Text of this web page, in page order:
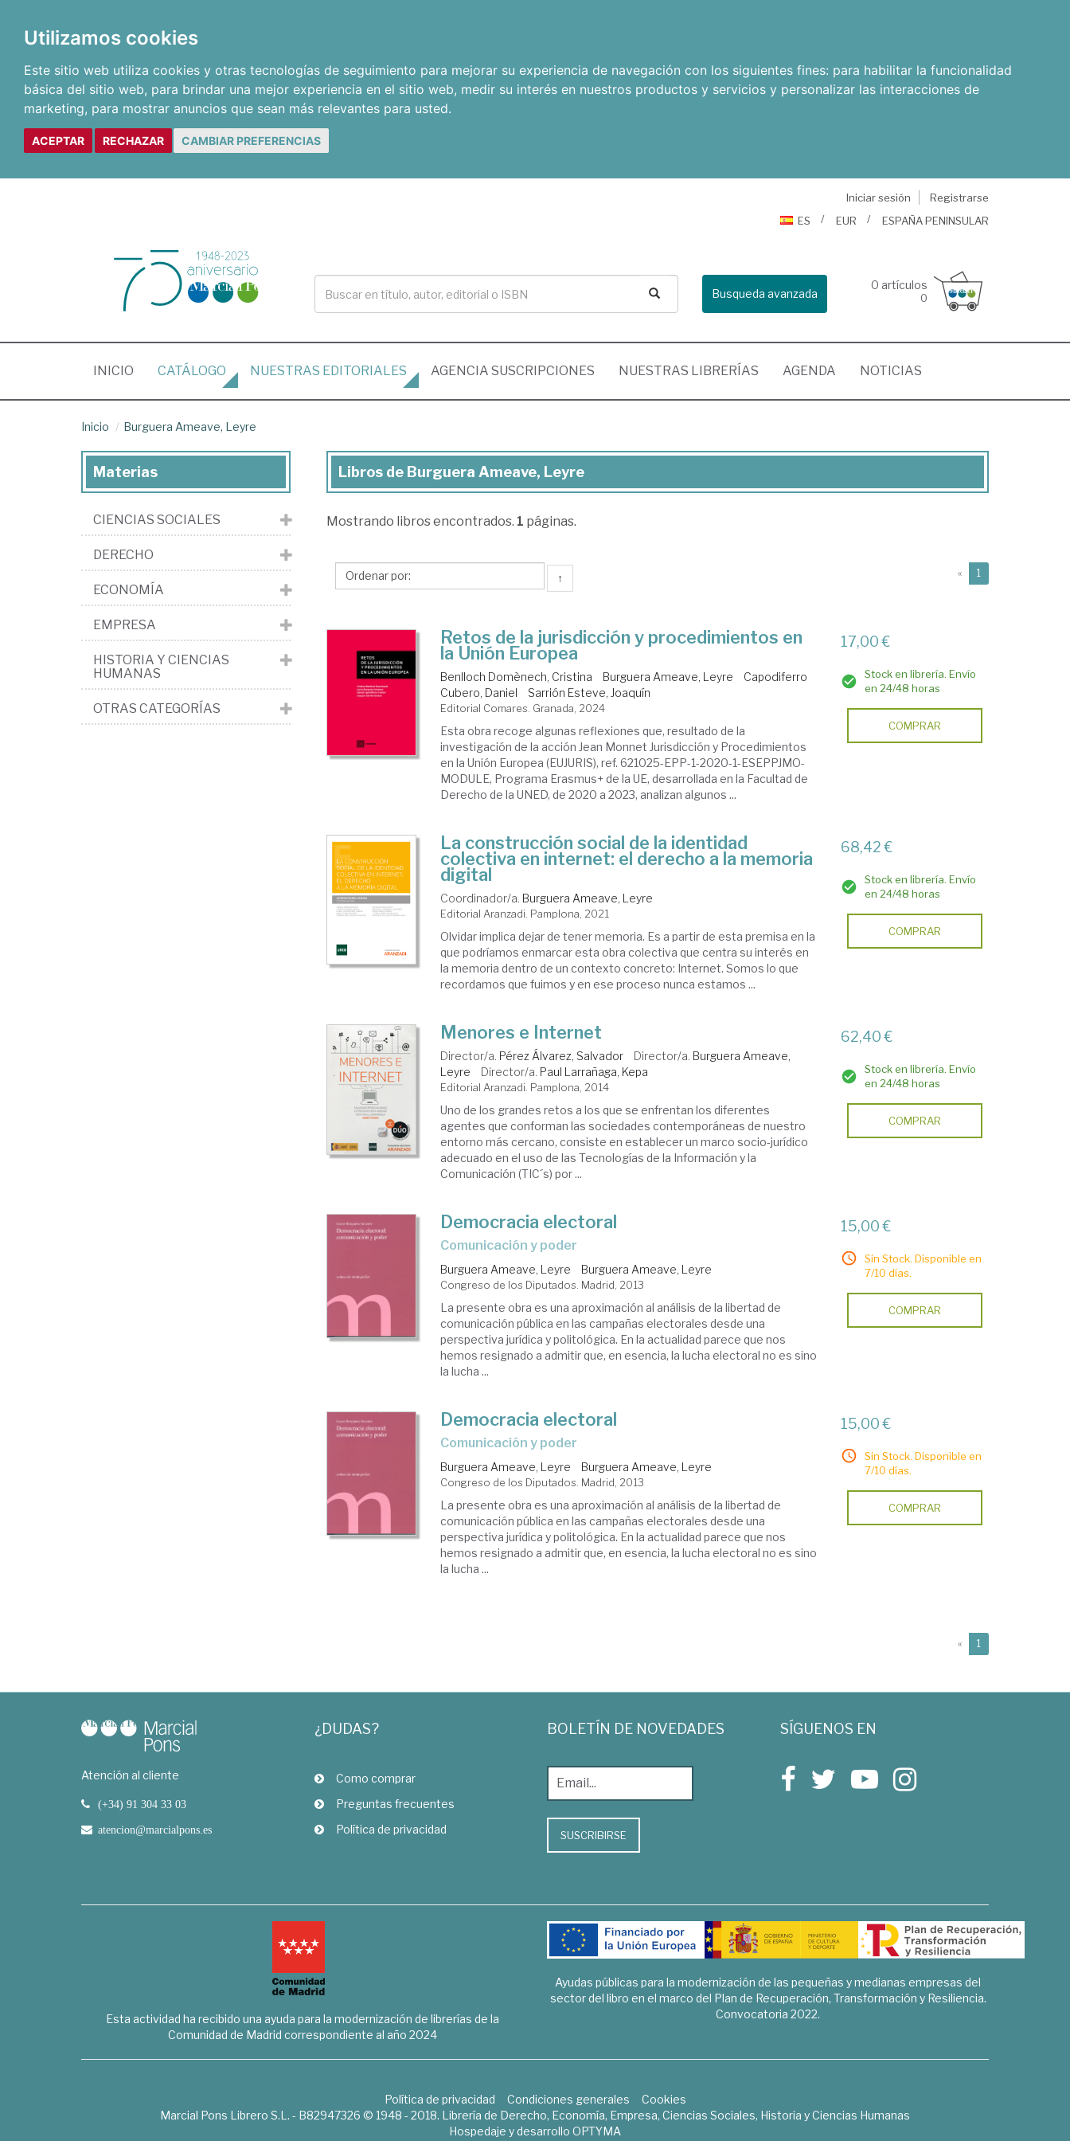
Utilizamos cookies
Este sitio web utiliza cookies y otras tecnologías de seguimiento para mejorar su experiencia de navegación con los siguientes fines: para habilitar la funcionalidad
básica del sitio web, para brindar una mejor experiencia en el sitio web, medir su interés en nuestros productos y servicios y personalizar las interacciones de
marketing, para mostrar anuncios que sean más relevantes para usted.
ACEPTAR RECHAZAR CAMBIAR PREFERENCIAS
Iniciar sesión
Registrarse
ES
EUR ESPAÑA PENINSULAR
Busqueda avanzada
0 artículos
0
INICIO (CURRENT)
CATÁLOGO NUESTRAS EDITORIALES AGENCIA SUSCRIPCIONES NUESTRAS LIBRERÍAS AGENDA NOTICIAS
Inicio Burguera Ameave, Leyre
Libros
Burguera
Leyre
Libros de Burguera Ameave, Leyre
Mostrando libros encontrados. 1 páginas.
↑ « 1
Retos de la jurisdicción y procedimientos en
la Unión Europea
Benlloch Domènech, Cristina Burguera Ameave, Leyre
Capodiferro
Cubero, Daniel
Sarrión Esteve, Joaquín
Editorial Comares. Granada, 2024
Esta obra recoge algunas reflexiones que, resultado de la
investigación de la acción Jean Monnet Jurisdicción y Procedimientos
en la Unión Europea (EUJURIS), ref. 621025-EPP-1-2020-1-ESEPPJMO-
MODULE, Programa Erasmus+ de la UE, desarrollada en la Facultad de
Derecho de la UNED, de 2020 a 2023, analizan algunos ...
17,00 €
Stock en librería. Envío
en 24/48 horas
COMPRAR
La construcción social de la identidad
colectiva en internet: el derecho a la memoria
digital
Coordinador/a. Burguera Ameave, Leyre
Editorial Aranzadi. Pamplona, 2021
Olvidar implica dejar de tener memoria. Es a partir de esta premisa en la
que podríamos enmarcar esta obra colectiva que centra su interés en
la memoria dentro de un contexto concreto: Internet. Somos lo que
recordamos que fuimos y en ese proceso nunca estamos ...
68,42 €
Stock en librería. Envío
en 24/48 horas
COMPRAR
Menores e Internet
Director/a. Pérez Álvarez, Salvador Director/a. Burguera Ameave,
Leyre
Director/a. Paul Larrañaga, Kepa
Editorial Aranzadi. Pamplona, 2014
Uno de los grandes retos a los que se enfrentan los diferentes
agentes que conforman las sociedades contemporáneas de nuestro
entorno más cercano, consiste en establecer un marco socio-jurídico
adecuado en el uso de las Tecnologías de la Información y la
Comunicación (TIC´s) por ...
62,40 €
Stock en librería. Envío
en 24/48 horas
COMPRAR
Democracia electoral
comunicación y poder
Burguera Ameave, Leyre Burguera Ameave, Leyre
Congreso de los Diputados. Madrid, 2013
La presente obra es una aproximación al análisis de la libertad de
comunicación pública en las campañas electorales desde una
perspectiva jurídica y politológica. En la actualidad parece que nos
hemos resignado a admitir que, en esencia, la lucha electoral no es sino
la lucha ...
15,00 €
Sin Stock. Disponible en
7/10 días.
COMPRAR
Democracia electoral
comunicación y poder
Burguera Ameave, Leyre Burguera Ameave, Leyre
Congreso de los Diputados. Madrid, 2013
La presente obra es una aproximación al análisis de la libertad de
comunicación pública en las campañas electorales desde una
perspectiva jurídica y politológica. En la actualidad parece que nos
hemos resignado a admitir que, en esencia, la lucha electoral no es sino
la lucha ...
15,00 €
Sin Stock. Disponible en
7/10 días.
COMPRAR
« 1
Materias
CIENCIAS SOCIALES
DERECHO
ECONOMÍA
EMPRESA
HISTORIA Y CIENCIAS
HUMANAS
OTRAS CATEGORÍAS
Atención al cliente
(+34) 91 304 33 03
atencion@marcialpons.es
¿DUDAS?
Como comprar
Preguntas frecuentes
Política de privacidad
BOLETÍN DE NOVEDADES
SUSCRIBIRSE
SÍGUENOS EN
Esta actividad ha recibido una ayuda para la modernización de librerías de la
Comunidad de Madrid correspondiente al año 2024
Ayudas públicas para la modernización de las pequeñas y medianas empresas del
sector del libro en el marco del Plan de Recuperación, Transformación y Resiliencia.
Convocatoria 2022.
Política de privacidad Condiciones generales
Cookies
Marcial Pons Librero S.L. - B82947326 © 1948 - 2018. Librería de Derecho, Economía, Empresa, Ciencias Sociales, Historia y Ciencias Humanas
Hospedaje y desarrollo OPTYMA